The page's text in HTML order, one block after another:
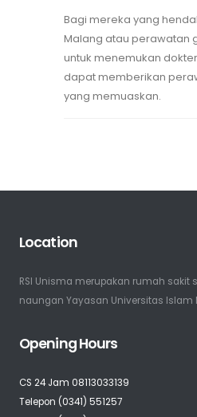
Bagi mereka yang
Malang atau perawatan
untuk menemukan
dapat memberikan
yang memuaskan.
Location
RSI Unisma merupakan rumah sakit
naungan Yayasan Universitas Islam
Opening Hours
CS 24 Jam 08113033139
Telepon (0341) 551257